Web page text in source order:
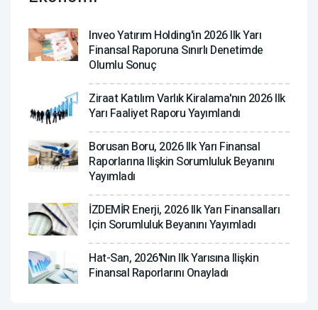
Inveo Yatırım Holding'in 2026 Ilk Yarı
Finansal Raporuna Sınırlı Denetimde
Olumlu Sonuç
Ziraat Katılım Varlık Kiralama'nın 2026 Ilk
Yarı Faaliyet Raporu Yayımlandı
Borusan Boru, 2026 Ilk Yarı Finansal
Raporlarına Ilişkin Sorumluluk Beyanını
Yayımladı
İZDEMİR Enerji, 2026 Ilk Yarı Finansalları
Için Sorumluluk Beyanını Yayımladı
Hat-San, 2026'nın Ilk Yarısına Ilişkin
Finansal Raporlarını Onayladı